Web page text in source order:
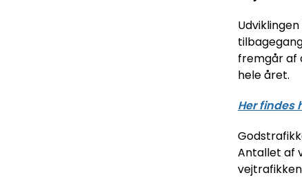
fremgår af
hele året.
Her findes
Antallet af